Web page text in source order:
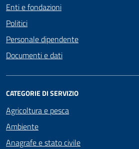
Enti e fondazioni
Politici
Personale dipendente
Documenti e dati
CATEGORIE DI SERVIZIO
Agricoltura e pesca
Ambiente
Anagrafe e stato civile